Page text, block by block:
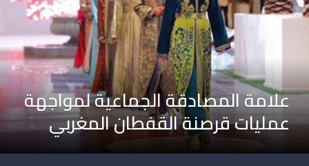
علامة المصادقة الجماعية لمواجهة
عمليات قرصنة القفطان المغربي